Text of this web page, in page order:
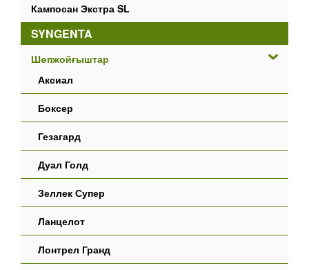
Кампосан Экстра SL
SYNGENTA
Шөпжойғыштар
Аксиал
Боксер
Гезагард
Дуал Голд
Зеллек Супер
Ланцелот
Лонтрел Гранд